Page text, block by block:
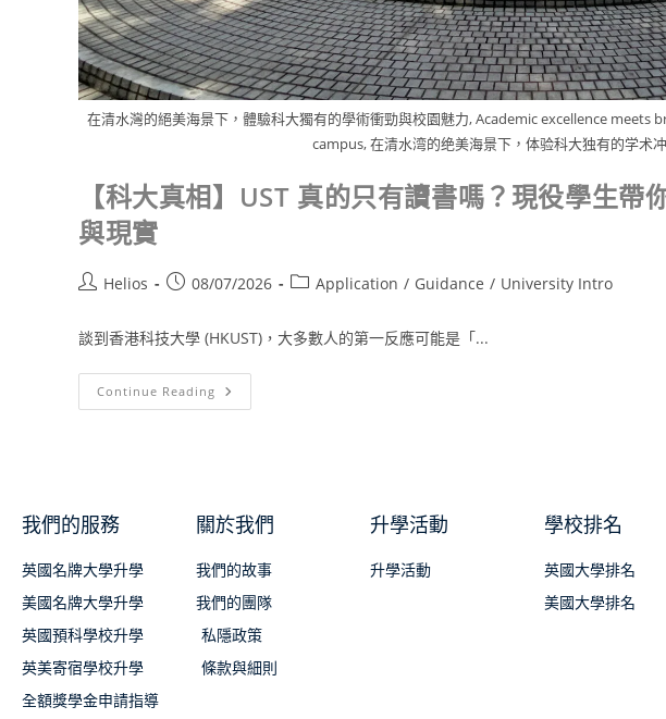
在清水灣的絕美海景下，體驗科大獨有的學術衝勁與校園魅力, Academic excellence meets
campus, 在清水湾的绝美海景下，体验科大独有的学术
【科大真相】UST 真的只有讀書嗎？現役學生帶
與現實
Helios 08/07/2026 Application / Guidance / University Intro
談到香港科技大學 (HKUST)，大多數人的第一反應可能是「...
Continue Reading
我們的服務
英國名牌大學升學
美國名牌大學升學
英國預科學校升學
英美寄宿學校升學
全額獎學金申請指導
關於我們
我們的故事
我們的團隊
私隱政策
條款與細則
升學活動
升學活動
學校排名
英國大學排名
美國大學排名